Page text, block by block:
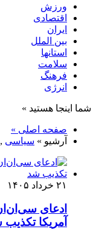
ورزش
اقتصادی
ایران
بین الملل
استانها
سلامت
فرهنگ
انرژی
شما اینجا هستید »
صفحه اصلی »
آرشیو » سیاسی ,
۲۱ خرداد ۱۴۰۵
ادعای
آمریکا